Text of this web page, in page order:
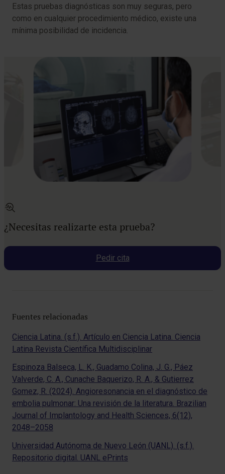
Estas pruebas diagnósticas son muy seguras, pero
como en cualquier procedimiento médico, existe una
mínima posibilidad de incidencia.
¿Necesitas realizarte esta prueba?
Pedir cita
Fuentes relacionadas
Ciencia Latina. (s.f.). Artículo en Ciencia Latina. Ciencia
Latina Revista Científica Multidisciplinar
Espinoza Balseca, L. K., Guadamo Colina, J. G., Páez
Valverde, C. A., Cunache Baquerizo, R. A., & Gutierrez
Gomez, R. (2024). Angioresonancia en el diagnóstico de
embolia pulmonar: Una revisión de la literatura. Brazilian
Journal of Implantology and Health Sciences, 6(12),
2048–2058
Universidad Autónoma de Nuevo León (UANL). (s.f.).
Repositorio digital. UANL ePrints